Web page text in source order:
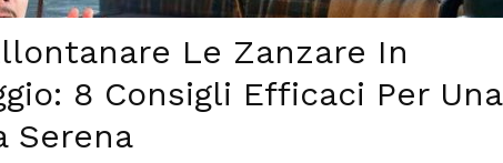
Le Zanzare In
8 Consigli Efficaci Per Una
Serena